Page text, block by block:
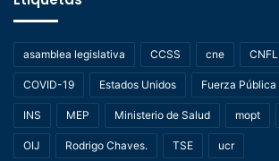
asamblea legislativa CCSS cne CNFL
COVID-19 Estados Unidos Fuerza Pública
INS MEP Ministerio de Salud mopt
OIJ Rodrigo Chaves. TSE ucr